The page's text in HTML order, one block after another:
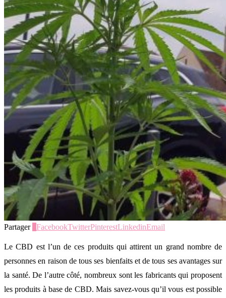
Partager FacebookTwitterPinterestLinkedinEmail
Le CBD est l’un de ces produits qui attirent un grand nombre de
personnes en raison de tous ses bienfaits et de tous ses avantages sur
la santé. De l’autre côté, nombreux sont les fabricants qui proposent
les produits à base de CBD. Mais savez-vous qu’il vous est possible